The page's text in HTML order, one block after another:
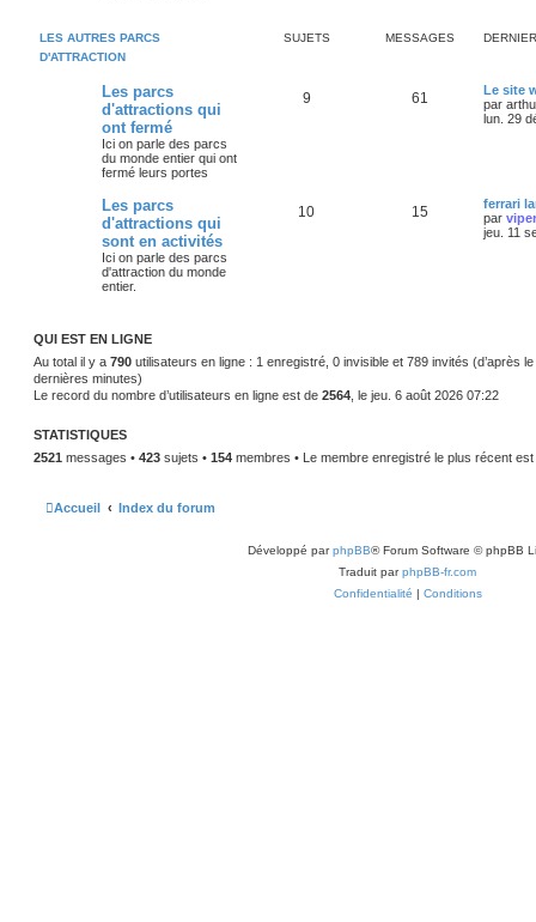
LES AUTRES PARCS
D'ATTRACTION
SUJETS MESSAGES
Les parcs
d'attractions qui
ont fermé
Ici on parle des parcs
du monde entier qui ont
fermé leurs portes
9 61
Le site
par
lun. 29
Les parcs
d'attractions qui
sont en activités
Ici on parle des parcs
d'attraction du monde
entier.
10 15
ferrari
par
jeu. 11
QUI EST EN LIGNE
Au total il y a 790 utilisateurs en ligne : 1 enregistré, 0 invisible et 789 invités (d’après
dernières minutes)
Le record du nombre d’utilisateurs en ligne est de 2564 , le jeu. 6 août 2026 07:22
STATISTIQUES
2521 messages • 423 sujets • 154 membres • Le membre enregistré le plus récent est
Accueil Index du forum
Développé parphpBB® Forum Software © phpBB
Traduit parphpBB-fr.com
Confidentialité | Conditions